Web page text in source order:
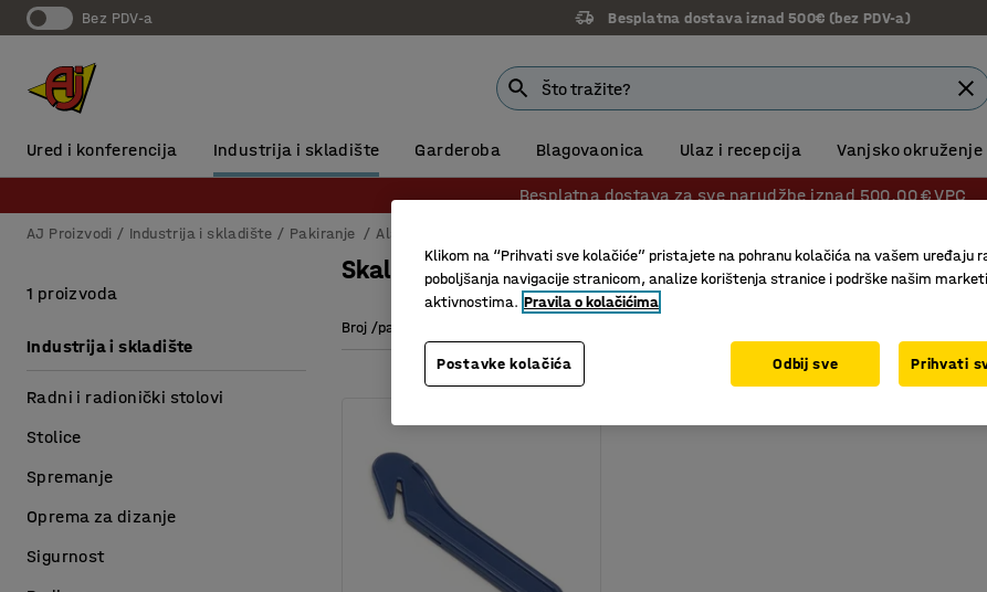
Bez PDV-a Besplatna dostava iznad 500€ (bez PDV-a)
Ured i konferencija Industrija i skladište Garderoba Blagovaonica Ulaz i recepcija Vanjsko okruženje
Besplatna dostava za sve narudžbe iznad 500,00 € VPC
AJ Proizvodi Industrija i skladište Pakiranje Alat za pakiranje
Skalpeli
Broj /pakiranje
1 proizvoda
Industrija i skladište
Radni i radionički stolovi
Stolice
Spremanje
Oprema za dizanje
Sigurnost
Klikom na “Prihvati sve kolačiće” pristajete na pohranu kolačića na vašem uređaju
poboljšanja navigacije stranicom, analize korištenja stranice i podrške našim
aktivnostima. Pravila o kolačićima
Postavke kolačića Odbij sve Prihvati